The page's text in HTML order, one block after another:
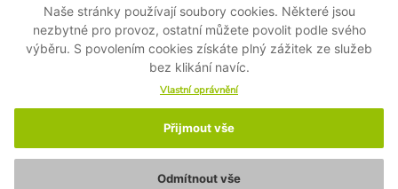
Naše stránky používají soubory cookies. Některé jsou
nezbytné pro provoz, ostatní můžete povolit podle svého
výběru. S povolením cookies získáte plný zážitek ze služeb
bez klikání navíc.
Vlastní oprávnění
Přijmout vše
Odmítnout vše
STIAHNUŤ APLIKÁCIU
© 2024-2026 Cyklo Kubík - Všetky práva vyhradené MASPEX Slovakia sro -
Nastavenie cookies-Ochrana osobných údajov -Zásady ochrany osobných